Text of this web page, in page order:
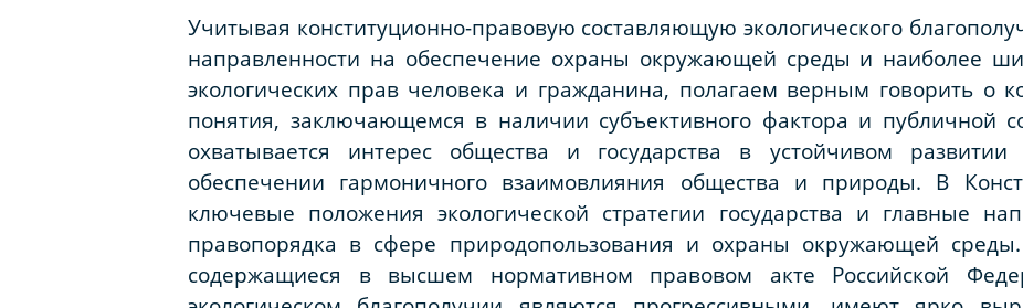
Учитывая конституционно-правовую составляющую экологического
направленности на обеспечение охраны окружающей среды и наиболее
экологических прав человека и гражданина, полагаем верным говорить о
понятия, заключающемся в наличии субъективного фактора и публичной
охватывается интерес общества и государства в устойчивом
обеспечении гармоничного взаимовлияния общества и природы. В
ключевые положения экологической стратегии государства и главные
правопорядка в сфере природопользования и охраны окружающей
содержащиеся в высшем нормативном правовом акте Российской